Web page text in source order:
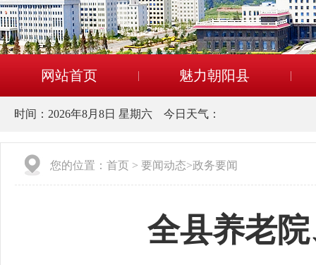
网站首页 魅力朝阳县
时间： 2026年8月8日 星期六 今日天气：
您的位置： 首页 > 要闻动态>政务要闻
全县养老